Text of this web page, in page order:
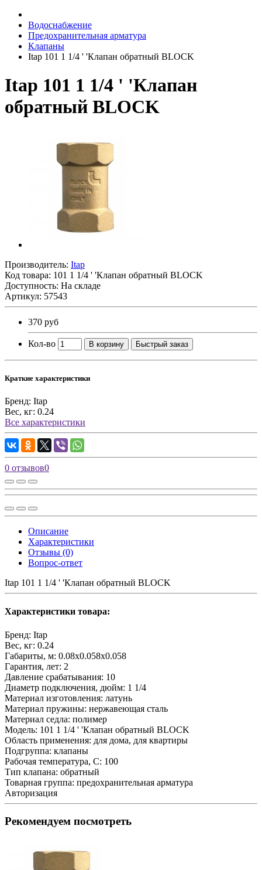
Водоснабжение
Предохранительная арматура
Клапаны
Itap 101 1 1/4 ' 'Клапан обратный BLOCK
Itap 101 1 1/4 ' 'Клапан
обратный BLOCK
Производитель: Itap
Код товара: 101 1 1/4 ' 'Клапан обратный BLOCK
Доступность: На складе
Артикул: 57543
370 руб
Кол-во В корзину Быстрый заказ
Краткие характеристики
Бренд: Itap
Вес, кг: 0.24
Все характеристики
0 отзывов0
Описание
Характеристики
Отзывы (0)
Вопрос-ответ
Itap 101 1 1/4 ' 'Клапан обратный BLOCK
Характеристики товара:
Бренд: Itap
Вес, кг: 0.24
Габариты, м: 0.08x0.058x0.058
Гарантия, лет: 2
Давление срабатывания: 10
Диаметр подключения, дюйм: 1 1/4
Материал изготовления: латунь
Материал пружины: нержавеющая сталь
Материал седла: полимер
Модель: 101 1 1/4 ' 'Клапан обратный BLOCK
Область применения: для дома, для квартиры
Подгруппа: клапаны
Рабочая температура, С: 100
Тип клапана: обратный
Товарная группа: предохранительная арматура
Авторизация
Рекомендуем посмотреть